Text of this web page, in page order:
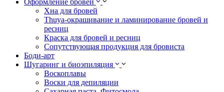
Оформление бровей
Хна для бровей
Thuya-окрашивание и ламинирование бровей и
ресниц
Краска для бровей и ресниц
Сопутствующая продукция для бровиста
Боди-арт
Шугаринг и биоэпиляция
Воскоплавы
Воски для депиляции